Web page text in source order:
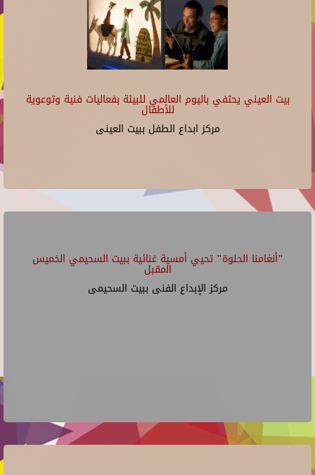
بيت العيني يحتفي باليوم العالمي للبيئة بفعاليات فنية وتوعوية
للأطفال
مركز ابداع الطفل ببيت العينى
"أنغامنا الحلوة" تحيي أمسية غنائية ببيت السحيمي الخميس
المقبل
مركز الإبداع الفنى ببيت السحيمى